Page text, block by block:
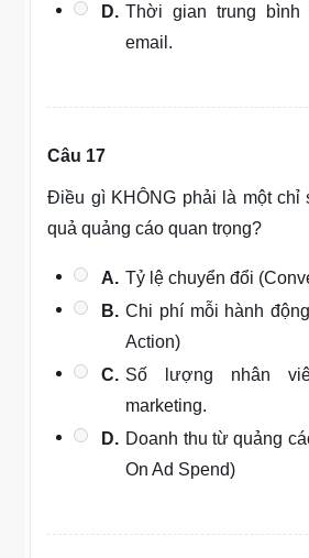
D. Thời gian trung bình
email.
Câu 17
Điều gì KHÔNG phải là một chỉ
quả quảng cáo quan trọng?
A. Tỷ lệ chuyển đổi
B. Chi phí mỗi hành
Action)
C. Số lượng nhân
marketing.
D. Doanh thu từ quảng
On Ad Spend)